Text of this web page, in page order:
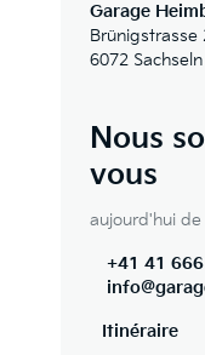
Garage
Brünigstrasse
6072 Sachseln
Nous
vous
aujourd'hui
+41 41
Itinéraire